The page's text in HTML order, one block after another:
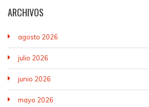
ARCHIVOS
agosto 2026
julio 2026
junio 2026
mayo 2026